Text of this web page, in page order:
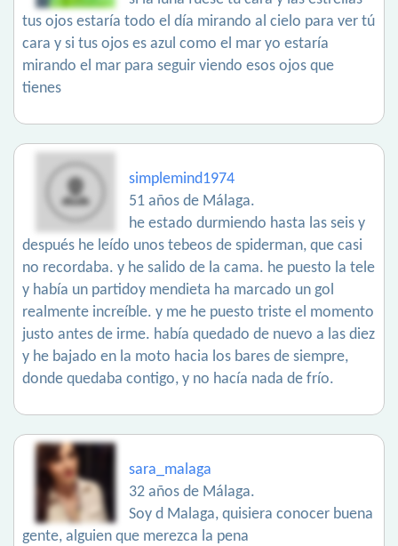
tus ojos estaría todo el día mirando al cielo para ver tú
cara y si tus ojos es azul como el mar yo estaría
mirando el mar para seguir viendo esos ojos que
tienes
simplemind1974
51 años de Málaga.
he estado durmiendo hasta las seis y
después he leído unos tebeos de spiderman, que casi
no recordaba. y he salido de la cama. he puesto la tele
y había un partidoy mendieta ha marcado un gol
realmente increíble. y me he puesto triste el momento
justo antes de irme. había quedado de nuevo a las diez
y he bajado en la moto hacia los bares de siempre,
donde quedaba contigo, y no hacía nada de frío.
sara_malaga
32 años de Málaga.
Soy d Malaga, quisiera conocer buena
gente, alguien que merezca la pena